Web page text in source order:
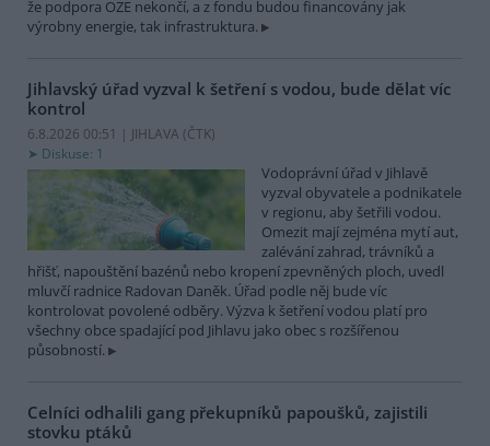
že podpora OZE nekončí, a z fondu budou financovány jak
výrobny energie, tak infrastruktura.
Jihlavský úřad vyzval k šetření s vodou, bude dělat víc
kontrol
6.8.2026 00:51 | JIHLAVA (ČTK)
Diskuse: 1
Vodoprávní úřad v Jihlavě
vyzval obyvatele a podnikatele
v regionu, aby šetřili vodou.
Omezit mají zejména mytí aut,
zalévání zahrad, trávníků a
hřišť, napouštění bazénů nebo kropení zpevněných ploch, uvedl
mluvčí radnice Radovan Daněk. Úřad podle něj bude víc
kontrolovat povolené odběry. Výzva k šetření vodou platí pro
všechny obce spadající pod Jihlavu jako obec s rozšířenou
působností.
Celníci odhalili gang překupníků papoušků, zajistili
stovku ptáků